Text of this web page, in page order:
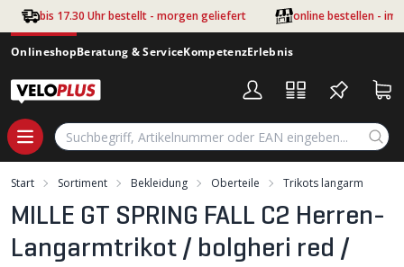
Zum Hauptinhalt springen
bis 17.30 Uhr bestellt - morgen geliefert online bestellen - im
OnlineshopBeratung & ServiceKompetenzErlebnis
Start Sortiment Bekleidung Oberteile Trikots langarm
MILLE GT SPRING FALL C2 Herren-
Langarmtrikot / bolgheri red /